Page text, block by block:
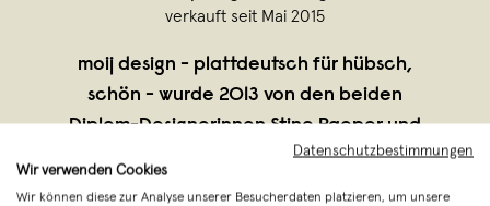
verkauft seit Mai 2015
moij design - plattdeutsch für hübsch,
schön - wurde 2013 von den beiden
Diplom-Designerinnen Stine Paeper und
Angelina Erhorn gegründet. Beide haben
Datenschutzbestimmungen
Wir verwenden Cookies
Wir können diese zur Analyse unserer Besucherdaten platzieren, um unsere